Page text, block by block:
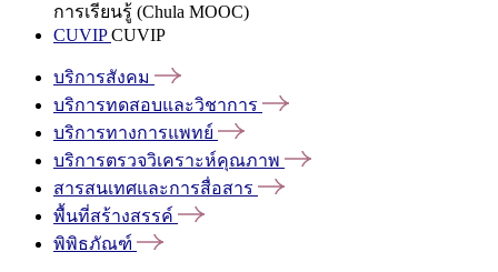
การเรียนรู้ (Chula MOOC)
CUVIPCUVIP
บริการสังคม
บริการทดสอบและวิชาการ
บริการทางการแพทย์
บริการตรวจวิเคราะห์คุณภาพ
สารสนเทศและการสื่อสาร
พื้นที่สร้างสรรค์
พิพิธภัณฑ์